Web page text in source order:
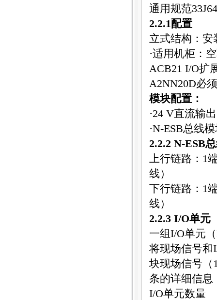
通用规范
2.2.1配置
立式结构：安
·适用机柜：
ACB21 I/O扩
A2NN20D必
模块配置：
·24 V直流输
·N-ESB总线
2.2.2 N-ESB
上行链路： 1
线）
下行链路： 1
线）
2.2.3 I/O单元
一组 I/O单元（
将现场信号和
块现场信号（
条的详细信息
I/O单元数量